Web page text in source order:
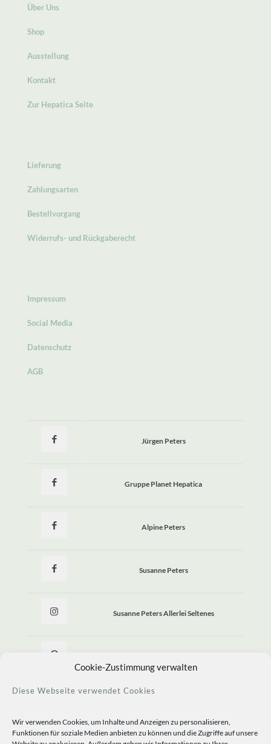
Cookie-Zustimmung verwalten
Diese Webseite verwendet Cookies
Wir verwenden Cookies, um Inhalte und Anzeigen zu personalisieren,
Funktionen für soziale Medien anbieten zu können und die Zugriffe auf unsere
Über Uns
Shop
Ausstellung
Kontakt
Zur Hepatica Seite
Lieferung
Zahlungsarten
Bestellvorgang
Widerrufs- und Rückgaberecht
Impressum
Social Media
Datenschutz
AGB
Jürgen Peters
Gruppe Planet Hepatica
Alpine Peters
Susanne Peters
Susanne Peters Allerlei Seltenes